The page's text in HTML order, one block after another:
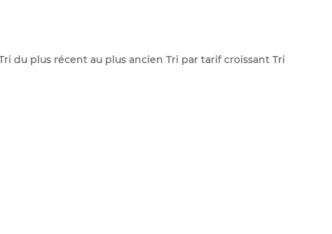
du plus récent au plus ancien Tri par tarif croissant Tri